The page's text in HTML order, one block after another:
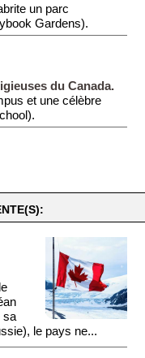
un parc
Gardens).
du Canada.
et une célèbre
sa
le pays ne...